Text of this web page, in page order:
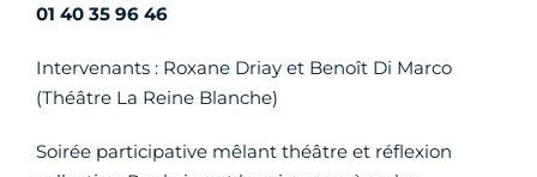
01 40 35 96 46
Intervenants : Roxane Driay et Benoît Di Marco
(Théâtre La Reine Blanche)
Soirée participative mêlant théâtre et réflexion